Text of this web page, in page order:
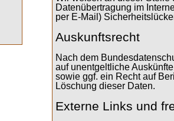
Datenübertragung im
per E-Mail)
Auskunftsrecht
Nach dem
auf unentgeltliche
sowie ggf. ein Recht auf
Löschung dieser Daten.
Externe Links und